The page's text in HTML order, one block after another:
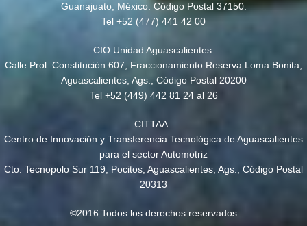
Guanajuato, México. Código Postal 37150.
Tel +52 (477) 441 42 00
CIO Unidad Aguascalientes:
Calle Prol. Constitución 607, Fraccionamiento Reserva Loma Bonita,
Aguascalientes, Ags., Código Postal 20200
Tel +52 (449) 442 81 24 al 26
CITTAA :
Centro de Innovación y Transferencia Tecnológica de Aguascalientes
para el sector Automotriz
Cto. Tecnopolo Sur 119, Pocitos, Aguascalientes, Ags., Código Postal
20313
©2016 Todos los derechos reservados